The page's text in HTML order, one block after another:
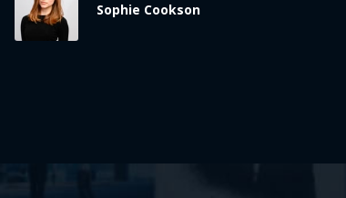
Sophie Cookson